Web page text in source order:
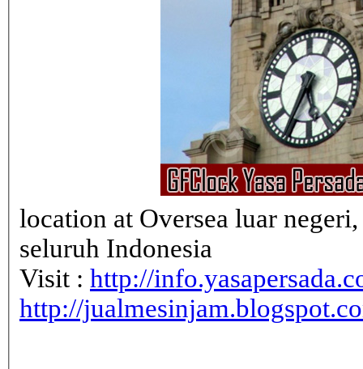
location at Oversea luar
seluruh Indonesia
Visit : http://
http://